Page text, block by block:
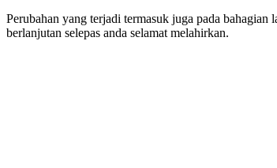
Perubahan yang terjadi termasuk juga pada
berlanjutan selepas anda selamat melahirkan.